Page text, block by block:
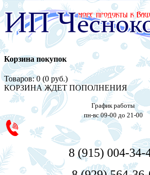
Корзина покупок
Товаров: 0 (0 руб.)
КОРЗИНА ЖДЕТ ПОПОЛНЕНИЯ
График работы
пн-вс 09-00 до 21-00
8 (915) 004-34-